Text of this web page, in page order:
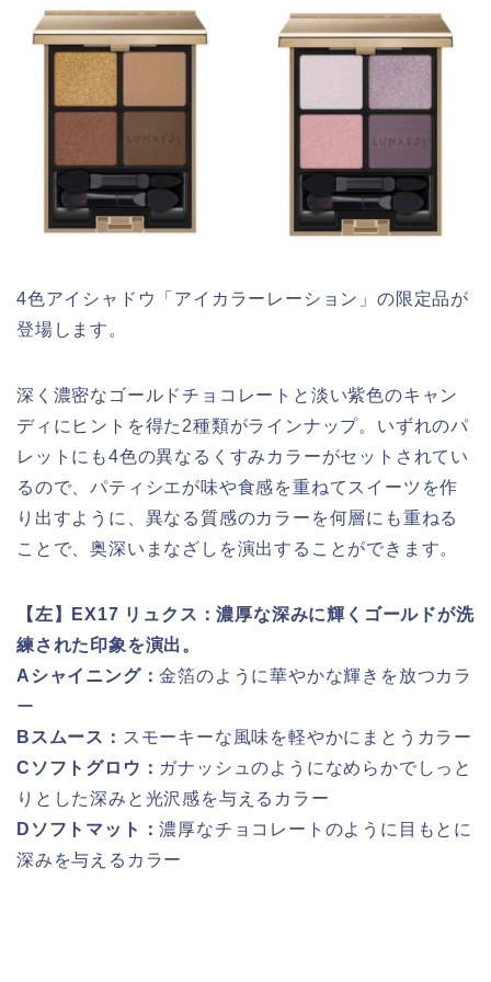
4色アイシャドウ「アイカラーレーション」の限定品が
登場します。
深く濃密なゴールドチョコレートと淡い紫色のキャン
ディにヒントを得た2種類がラインナップ。いずれのパ
レットにも4色の異なるくすみカラーがセットされてい
るので、パティシエが味や食感を重ねてスイーツを作
り出すように、異なる質感のカラーを何層にも重ねる
ことで、奥深いまなざしを演出することができます。
【左】EX17 リュクス：濃厚な深みに輝くゴールドが洗
練された印象を演出。
Aシャイニング：金箔のように華やかな輝きを放つカラ
ー
Bスムース： スモーキーな風味を軽やかにまとうカラー
Cソフトグロウ： ガナッシュのようになめらかでしっと
りとした深みと光沢感を与えるカラー
Dソフトマット：濃厚なチョコレートのように目もとに
深みを与えるカラー